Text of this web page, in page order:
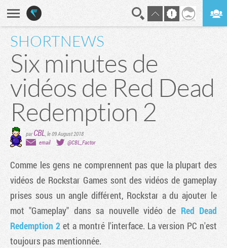
SHORTNEWS
Six minutes de
vidéos de Red Dead
Redemption 2
parCBL le 09 August 2018
email
@CBL_Factor
Comme les gens ne comprennent pas que la plupart des
vidéos de Rockstar Games sont des vidéos de gameplay
prises sous un angle différent, Rockstar a du ajouter le
mot "Gameplay" dans sa nouvelle vidéo de Red Dead
Redemption 2 et a montré l'interface. La version PC n'est
toujours pas mentionnée.